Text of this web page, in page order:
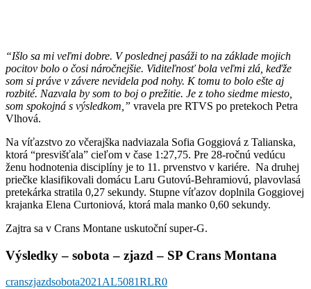
“Išlo sa mi veľmi dobre. V poslednej pasáži to na základe mojich
pocitov bolo o čosi náročnejšie. Viditeľnosť bola veľmi zlá, keďže
som si práve v závere nevidela pod nohy. K tomu to bolo ešte aj
rozbité. Nazvala by som to boj o prežitie. Je z toho siedme miesto,
som spokojná s výsledkom,” vravela pre RTVS po pretekoch Petra
Vlhová.
Na víťazstvo zo včerajška nadviazala Sofia Goggiová z Talianska,
ktorá “presvišťala” cieľom v čase 1:27,75. Pre 28-ročnú vedúcu
ženu hodnotenia disciplíny je to 11. prvenstvo v kariére. Na druhej
priečke klasifikovali domácu Laru Gutovú-Behramiovú, plavovlasá
pretekárka stratila 0,27 sekundy. Stupne víťazov doplnila Goggiovej
krajanka Elena Curtoniová, ktorá mala manko 0,60 sekundy.
Zajtra sa v Crans Montane uskutoční super-G.
Výsledky – sobota – zjazd – SP Crans Montana
cranszjazdsobota2021AL5081RLR0